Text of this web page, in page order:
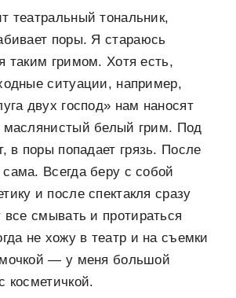
театральный тональник,
поры. Я стараюсь
таким гримом. Хотя есть,
ситуации, например,
двух господ» нам наносят
маслянистый белый грим. Под
в поры попадает грязь. После
Всегда беру с собой
и после спектакля сразу
все смывать и протираться
не хожу в театр и на съемки
— у меня большой
косметичкой.